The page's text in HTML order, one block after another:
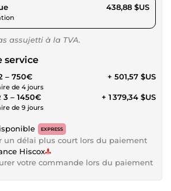
pour 404,50 $US 438,88 $US
assujetti à la TVA.
service
2 – 750€
de 4 jours
+ 501,57 $US
3 – 1450€
de 9 jours
+ 1 379,34 $US
EXPRESS
un délai plus court lors du paiement
Hiscox
votre commande lors du paiement